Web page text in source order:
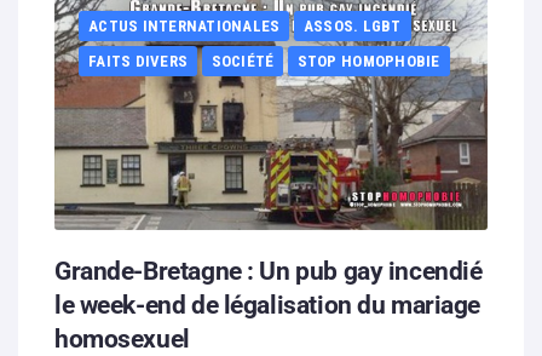
Partenaires
Hébergement solidaire
ACTUS INTERNATIONALES
ASSOS. LGBT
FAITS DIVERS
SOCIÉTÉ STOP HOMOPHOBIE
Grande-Bretagne : Un pub gay incendié
le week-end de légalisation du mariage
homosexuel